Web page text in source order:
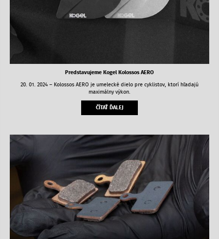
Predstavujeme Kogel Kolossos AERO
20. 01. 2024 – Kolossos AERO je umelecké dielo pre cyklistov, ktorí hľadajú
maximálny výkon.
ČÍTAŤ ĎALEJ